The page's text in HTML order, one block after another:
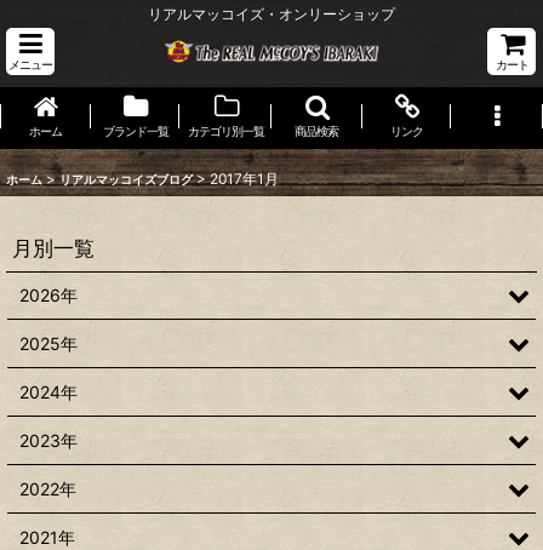
リアルマッコイズ・オンリーショップ
メニュー カート
ホーム ブランド一覧 カテゴリ別一覧 商品検索 リンク
ホーム > リアルマッコイズブログ > 2017年1月
月別一覧
2026年
2025年
2024年
2023年
2022年
2021年